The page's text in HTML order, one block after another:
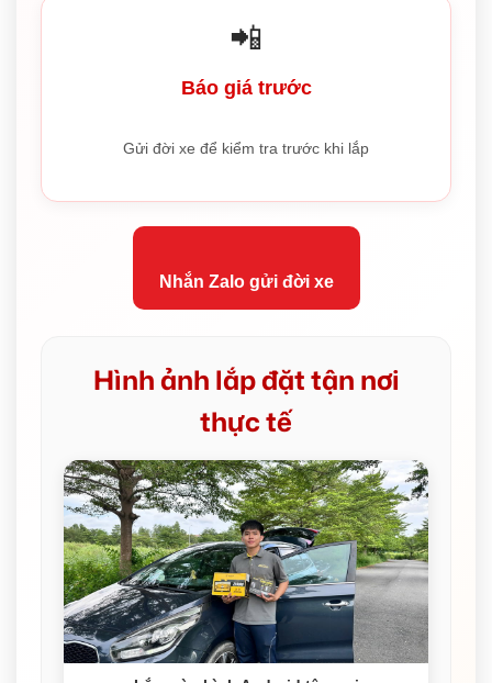
📲
Báo giá trước
Gửi đời xe để kiểm tra trước khi lắp
Nhắn Zalo gửi đời xe
Hình ảnh lắp đặt tận nơi
thực tế